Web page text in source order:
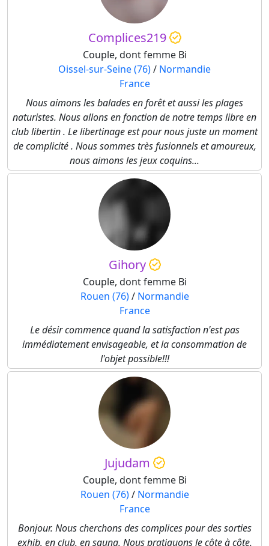
Complices219
Couple, dont femme Bi
Oissel-sur-Seine (76)/ Normandie
France
Nous aimons les balades en forêt et aussi les plages
naturistes. Nous allons en fonction de notre temps libre en
club libertin . Le libertinage est pour nous juste un moment
de complicité . Nous sommes très fusionnels et amoureux,
nous aimons les jeux coquins...
Gihory
Couple, dont femme Bi
Rouen (76)/ Normandie
France
Le désir commence quand la satisfaction n'est pas
immédiatement envisageable, et la consommation de
l'objet possible!!!
Jujudam
Couple, dont femme Bi
Rouen (76)/ Normandie
France
Bonjour. Nous cherchons des complices pour des sorties
exhib, en club, en sauna. Nous pratiquons le côte à côte.